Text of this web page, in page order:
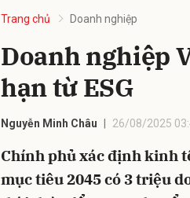
Trang chủ Doanh nghiệp
Doanh nghiệp
hạn từ ESG
Nguyễn Minh Châu 26/08/2025
Chính phủ xác định kinh
mục tiêu 2045 có 3 triệu